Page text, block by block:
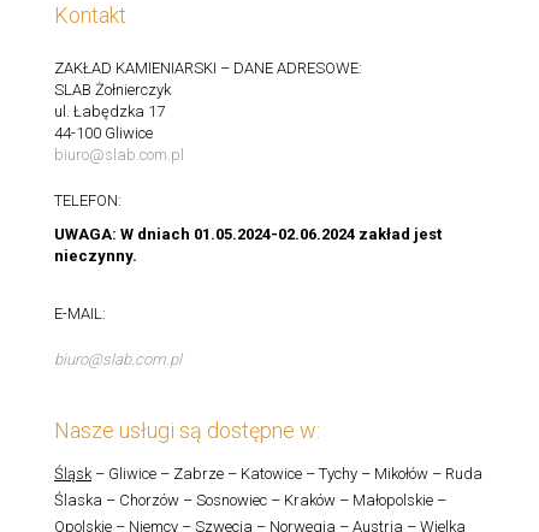
Kontakt
ZAKŁAD KAMIENIARSKI – DANE ADRESOWE:
SLAB Żołnierczyk
ul. Łabędzka 17
44-100 Gliwice
biuro@slab.com.pl
TELEFON:
UWAGA: W dniach 01.05.2024-02.06.2024 zakład jest
nieczynny.
E-MAIL:
biuro@slab.com.pl
Nasze usługi są dostępne w:
Śląsk – Gliwice – Zabrze – Katowice – Tychy – Mikołów – Ruda
Ślaska – Chorzów – Sosnowiec – Kraków – Małopolskie –
Opolskie – Niemcy – Szwecja – Norwegia – Austria – Wielka